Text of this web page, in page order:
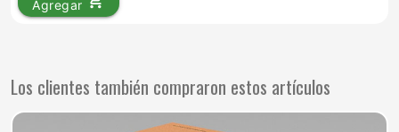
Agregar
Los clientes también compraron estos artículos